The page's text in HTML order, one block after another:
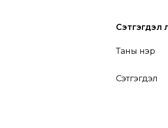
Сэтгэгдэл
Таны нэр
Сэтгэгдэл